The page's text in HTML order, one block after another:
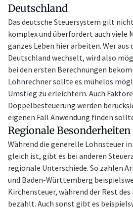
Deutschland
Das deutsche Steuersystem gilt
komplex und überfordert auch viele
ganzes Leben hier arbeiten. Wer aus
Deutschland wechselt, wird also
bei den ersten Berechnungen
Lohnrechner sollte es mühelos
Umstieg zu erleichtern. Auch
Doppelbesteuerung werden
eigenen Fall Anwendung finden
Regionale Besonderheiten
Während die generelle Lohnsteuer
gleich ist, gibt es bei anderen
regionale Unterschiede. So zahlen
und Baden-Württemberg
Kirchensteuer, während der Rest
bezahlt. Auch sonst gibt es